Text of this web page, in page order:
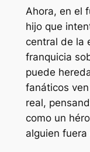
Ahora, en el
hijo que
central de la
franquicia
puede
fanáticos
real,
como un
alguien